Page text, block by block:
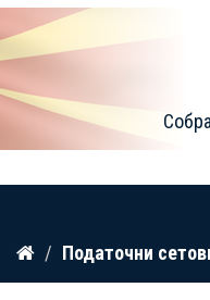
Прескокнете
содржина
Податочни